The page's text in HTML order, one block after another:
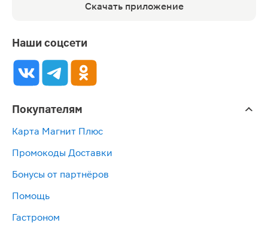
Скачать приложение
Наши соцсети
Покупателям
Карта Магнит Плюс
Промокоды Доставки
Бонусы от партнёров
Помощь
Гастроном